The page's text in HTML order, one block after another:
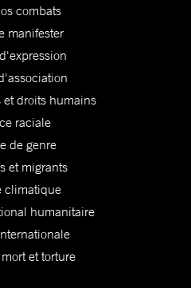
combats
manifester
et droits humains
raciale
de genre
et migrants
climatique
humanitaire
et torture